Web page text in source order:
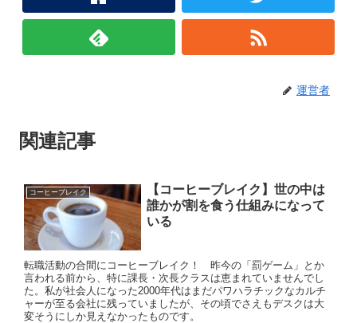
運営者
関連記事
コーヒーブレイク
【コーヒーブレイク】世の中は
誰かが割を食う仕組みになって
いる
転職活動の合間にコーヒーブレイク！ 昨今の「罰ゲーム」とか
言われる前から、特に課長・次長クラスは恵まれていませんでし
た。私が社会人になった2000年代はまだパワハラチックなカルチ
ャーが至る会社に残っていましたが、その頃でさえもデスクは大
変そうにしか見えなかったものです。